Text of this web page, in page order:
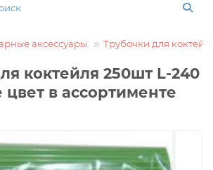
аксессуары Трубочки для
коктейля 250шт L-240
в ассортименте